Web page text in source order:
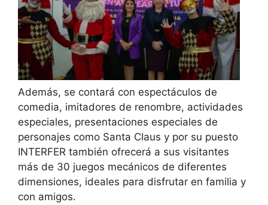
Además, se contará con espectáculos de
comedia, imitadores de renombre, actividades
especiales, presentaciones especiales de
personajes como Santa Claus y por su puesto
INTERFER también ofrecerá a sus visitantes
más de 30 juegos mecánicos de diferentes
dimensiones, ideales para disfrutar en familia y
con amigos.